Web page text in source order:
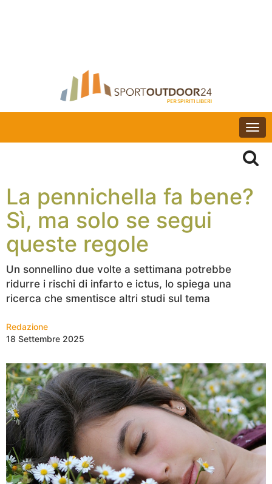
La pennichella fa bene?
Sì, ma solo se segui
queste regole
Un sonnellino due volte a settimana potrebbe
ridurre i rischi di infarto e ictus, lo spiega una
ricerca che smentisce altri studi sul tema
Redazione
18 Settembre 2025